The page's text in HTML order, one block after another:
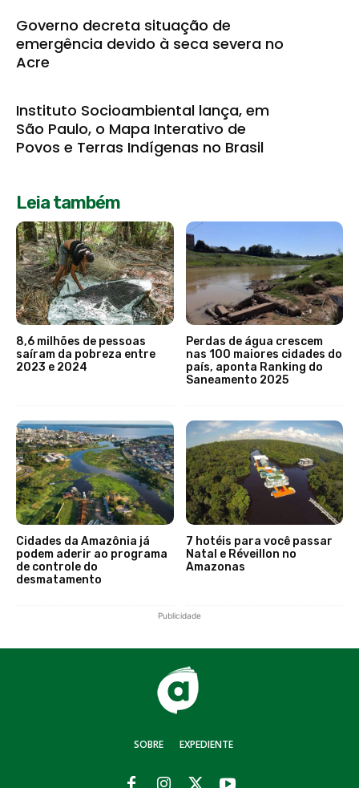
Governo decreta situação de
emergência devido à seca severa no
Acre
Instituto Socioambiental lança, em
São Paulo, o Mapa Interativo de
Povos e Terras Indígenas no Brasil
Leia também
8,6 milhões de pessoas
saíram da pobreza entre
2023 e 2024
Perdas de água crescem
nas 100 maiores cidades do
país, aponta Ranking do
Saneamento 2025
Cidades da Amazônia já
podem aderir ao programa
de controle do
desmatamento
7 hotéis para você passar
Natal e Réveillon no
Amazonas
Publicidade
SOBRE EXPEDIENTE